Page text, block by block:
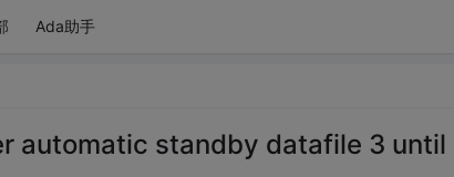
Ada助手
automatic standby datafile 3